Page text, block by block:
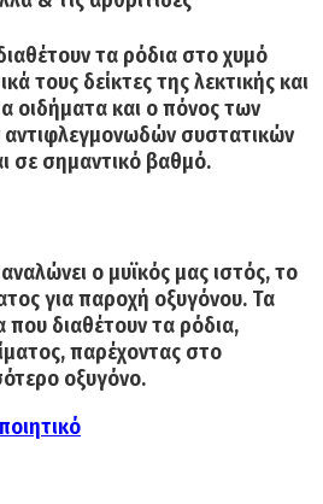
τα ρόδια στο χυμό
τους δείκτες της λεκτικής και
οιδήματα και ο πόνος των
αντιφλεγμονωδών συστατικών
σε σημαντικό βαθμό.
ο μυϊκός μας ιστός, το
για παροχή οξυγόνου. Τα
που διαθέτουν τα ρόδια,
παρέχοντας στο
οξυγόνο.